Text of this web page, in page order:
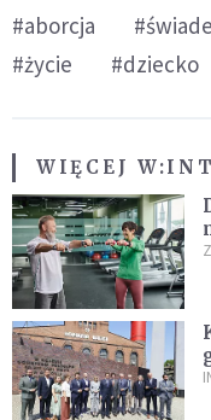
#aborcja
#życie
#dziecko
WIĘCEJ W: